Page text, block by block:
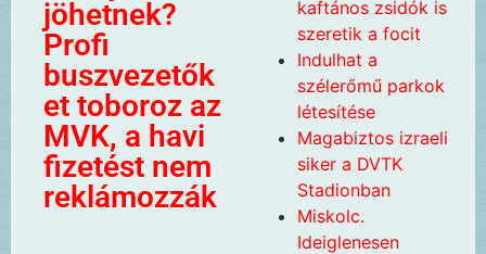
jöhetnek?
Profi
buszvezetők
et toboroz az
MVK, a havi
fizetést nem
reklámozzák
kaftános zsidók is
szeretik a focit
Indulhat a
szélerőmű parkok
létesítése
Magabiztos izraeli
siker a DVTK
Stadionban
Miskolc.
Ideiglenesen